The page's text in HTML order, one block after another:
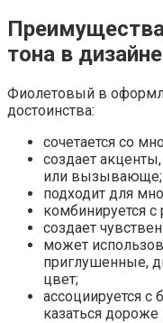
тона в дизайне
Фиолетовый в
достоинства:
сочетается со
создает
или вызывающе;
подходит для
комбинируется с
создает
может
приглушенные,
цвет;
ассоциируется с
казаться